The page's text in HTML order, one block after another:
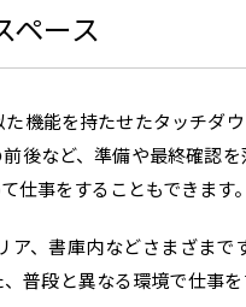
ペース
機能を持たせたタッチダ
後など、準備や最終確認
仕事をすることもできます。
、書庫内などさまざま
普段と異なる環境で仕事